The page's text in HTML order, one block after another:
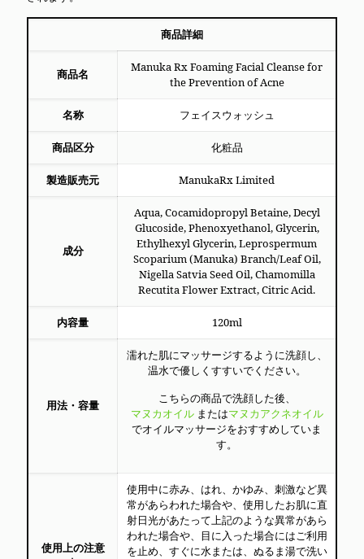
商品詳細
商品名
Manuka Rx Foaming Facial Cleanse for
the Prevention of Acne
名称 フェイスウォッシュ
商品区分 化粧品
製造販売元 ManukaRx Limited
成分
Aqua, Cocamidopropyl Betaine, Decyl
Glucoside, Phenoxyethanol, Glycerin,
Ethylhexyl Glycerin, Leprospermum
Scoparium (Manuka) Branch/Leaf Oil,
Nigella Satvia Seed Oil, Chamomilla
Recutita Flower Extract, Citric Acid.
内容量 120ml
用法・容量
濡れた肌にマッサージするように洗顔し、
温水で優しくすすいでください。
こちらの商品で洗顔した後、
マヌカオイル またはマヌカアクネオイル
でオイルマッサージをおすすめしていま
す。
使用上の注意
使用中に赤み、はれ、かゆみ、刺激など異
常があらわれた場合や、使用したお肌に直
射日光があたって上記のような異常があら
われた場合や、目に入った場合にはご利用
を止め、すぐに水または、ぬるま湯で洗い